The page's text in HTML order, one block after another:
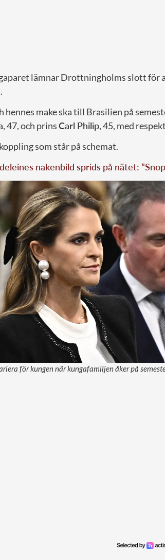
lämnar Drottningholms slott för
make ska till Brasilien på
, 47, och prinsCarl Philip, 45, med
som står på schemat.
nakenbild sprids på nätet:
för kungen när kungafamiljen åker på